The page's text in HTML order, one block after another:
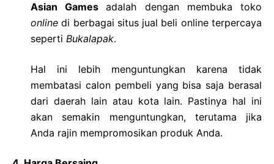
Asian Gamesadalah dengan membuka toko
online di berbagai situs jual beli online terpercaya
seperti Bukalapak.
Hal ini lebih menguntungkan karena tidak
membatasi calon pembeli yang bisa saja berasal
dari daerah lain atau kota lain. Pastinya hal ini
akan semakin menguntungkan, terutama jika
Anda rajin mempromosikan produk Anda.